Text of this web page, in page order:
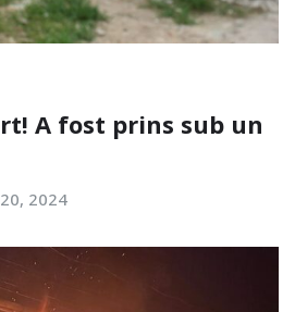
A fost prins sub un
2024